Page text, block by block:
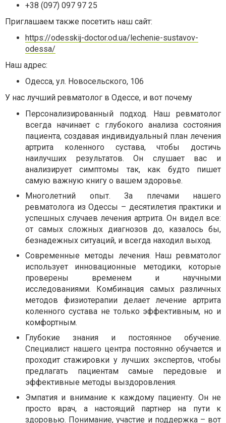
+38 (097) 097 97 25
Приглашаем также посетить наш сайт:
https://odesskij-doctor.od.ua/lechenie-sustavov-
odessa/
Наш адрес:
Одесса, ул. Новосельского, 106
У нас лучший ревматолог в Одессе, и вот почему
Персонализированный подход. Наш ревматолог
всегда начинает с глубокого анализа состояния
пациента, создавая индивидуальный план лечения
артрита коленного сустава, чтобы достичь
наилучших результатов. Он слушает вас и
анализирует симптомы так, как будто пишет
самую важную книгу о вашем здоровье.
Многолетний опыт. За плечами нашего
ревматолога из Одессы – десятилетия практики и
успешных случаев лечения артрита. Он видел все:
от самых сложных диагнозов до, казалось бы,
безнадежных ситуаций, и всегда находил выход.
Современные методы лечения. Наш ревматолог
использует инновационные методики, которые
проверены временем и научными
исследованиями. Комбинация самых различных
методов физиотерапии делает лечение артрита
коленного сустава не только эффективным, но и
комфортным.
Глубокие знания и постоянное обучение.
Специалист нашего центра постоянно обучается и
проходит стажировки у лучших экспертов, чтобы
предлагать пациентам самые передовые и
эффективные методы выздоровления.
Эмпатия и внимание к каждому пациенту. Он не
просто врач, а настоящий партнер на пути к
здоровью. Понимание, участие и поддержка – вот